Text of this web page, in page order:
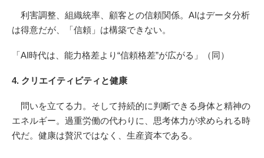
利害調整、組織統率、顧客との信頼関係。AIはデータ分析
は得意だが、「信頼」は構築できない。
「AI時代は、能力格差より“信頼格差”が広がる」（同）
4. クリエイティビティと健康
問いを立てる力。そして持続的に判断できる身体と精神の
エネルギー。過重労働の代わりに、思考体力が求められる時
代だ。健康は贅沢ではなく、生産資本である。